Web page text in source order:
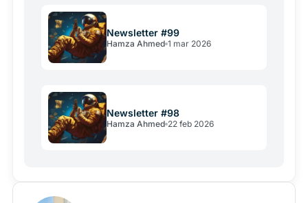
Newsletter #99
Hamza Ahmed 1 mar 2026
Newsletter #98
Hamza Ahmed 22 feb 2026